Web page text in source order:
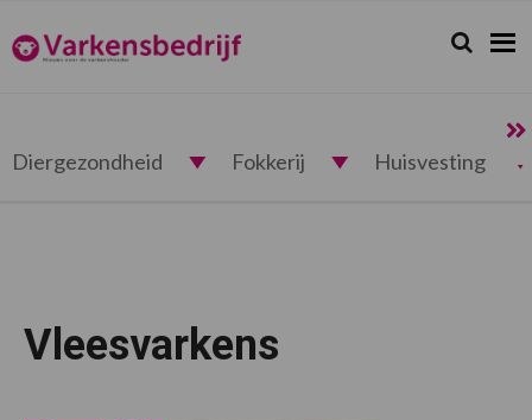
de
hoofdnavigatie
de
hoofd
de
voettekst
Varkensbedrijf.nl Zoeken...
Zoek
Diergezondheid Fokkerij Huisvesting
Vleesvarkens